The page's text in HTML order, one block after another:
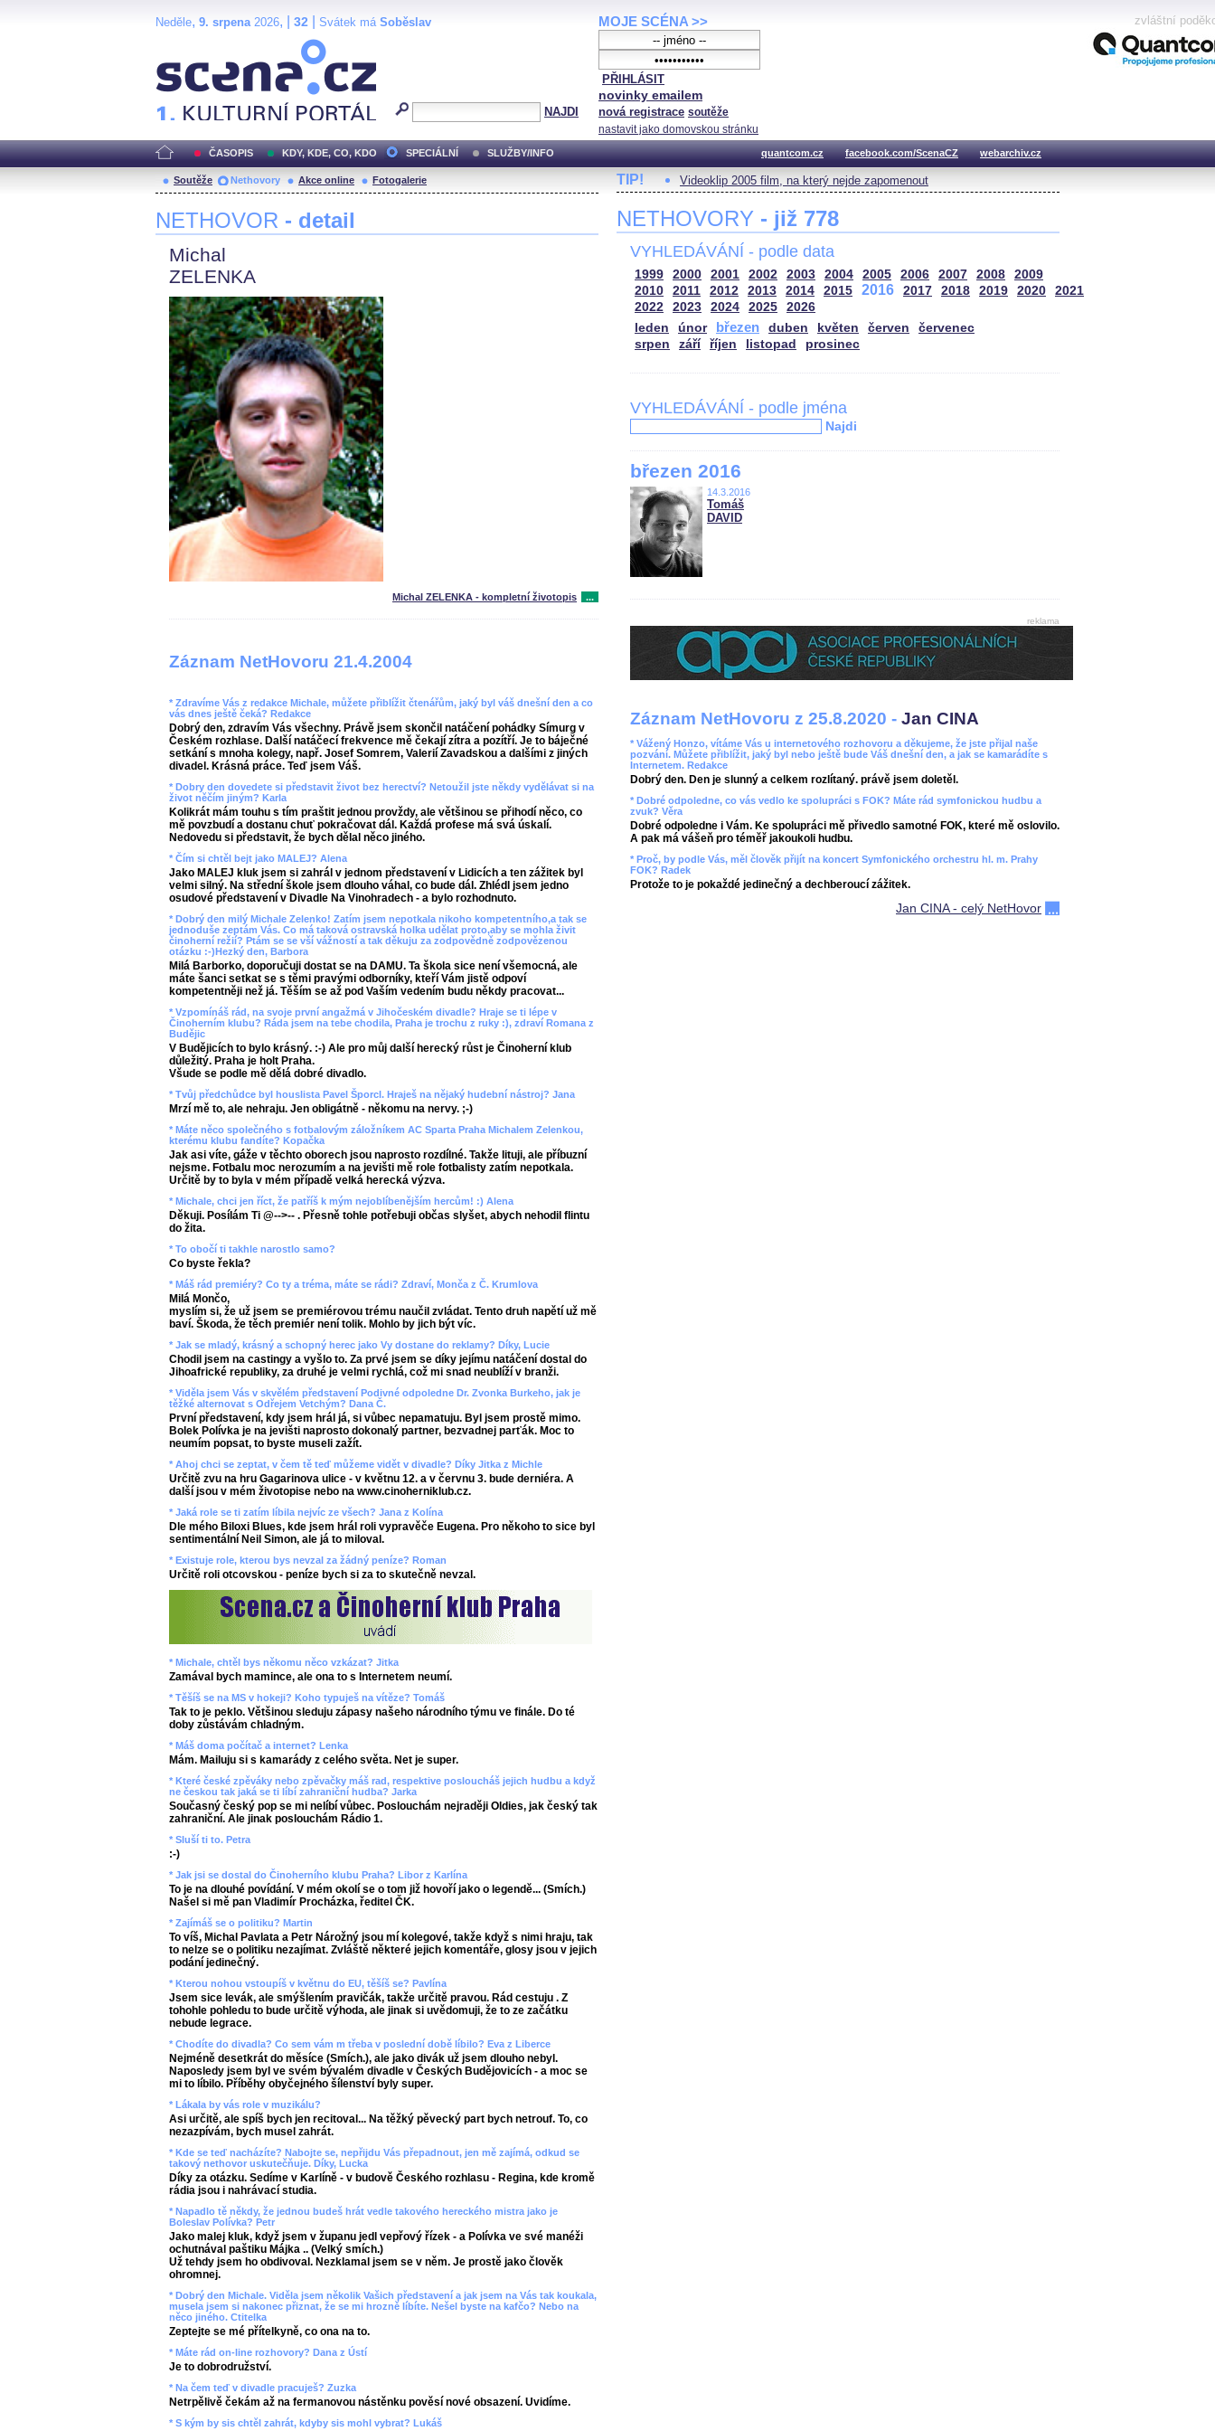
Neděle, 9. srpena2026, | 32 Svátek má Soběslav
NAJDI
MOJE SCÉNA >>
PŘIHLÁSIT
novinky emailem
nová registrace soutěže
nastavit jako domovskou stránku
zvláštní
ČASOPIS KDY, KDE, CO, KDO SPECIÁLNÍ SLUŽBY/INFO quantcom.cz facebook.com/ScenaCZ webarchiv.cz
Soutěže Nethovory Akce online Fotogalerie
NETHOVOR - detail
Michal
ZELENKA
Michal ZELENKA - kompletní životopis ...
Záznam NetHovoru 21.4.2004
* Zdravíme Vás z redakce Michale, můžete přiblížit čtenářům, jaký byl váš dnešní den a co
vás dnes ještě čeká? Redakce
Dobrý den, zdravím Vás všechny. Právě jsem skončil natáčení pohádky Símurg v
Českém rozhlase. Další natáčecí frekvence mě čekají zítra a pozítří. Je to báječné
setkání s mnoha kolegy, např. Josef Somrem, Valerií Zavadskou a dalšími z jiných
divadel. Krásná práce. Teď jsem Váš.
* Dobry den dovedete si představit život bez herectví? Netoužil jste někdy vydělávat si na
život něčím jiným? Karla
Kolikrát mám touhu s tím praštit jednou provždy, ale většinou se přihodí něco, co
mě povzbudí a dostanu chuť pokračovat dál. Každá profese má svá úskalí.
Nedovedu si představit, že bych dělal něco jiného.
* Čím si chtěl bejt jako MALEJ? Alena
Jako MALEJ kluk jsem si zahrál v jednom představení v Lidicích a ten zážitek byl
velmi silný. Na střední škole jsem dlouho váhal, co bude dál. Zhlédl jsem jedno
osudové představení v Divadle Na Vinohradech - a bylo rozhodnuto.
* Dobrý den milý Michale Zelenko! Zatím jsem nepotkala nikoho kompetentního,a tak se
jednoduše zeptám Vás. Co má taková ostravská holka udělat proto,aby se mohla živit
činoherní režií? Ptám se se vší vážností a tak děkuju za zodpovědně zodpovězenou
otázku :-)Hezký den, Barbora
Milá Barborko, doporučuji dostat se na DAMU. Ta škola sice není všemocná, ale
máte šanci setkat se s těmi pravými odborníky, kteří Vám jistě odpoví
kompetentněji než já. Těším se až pod Vaším vedením budu někdy pracovat...
* Vzpomínáš rád, na svoje první angažmá v Jihočeském divadle? Hraje se ti lépe v
Činoherním klubu? Ráda jsem na tebe chodila, Praha je trochu z ruky :), zdraví Romana z
Budějic
V Budějicích to bylo krásný. :-) Ale pro můj další herecký růst je Činoherní klub
důležitý. Praha je holt Praha.
Všude se podle mě dělá dobré divadlo.
* Tvůj předchůdce byl houslista Pavel Šporcl. Hraješ na nějaký hudební nástroj? Jana
Mrzí mě to, ale nehraju. Jen obligátně - někomu na nervy. ;-)
* Máte něco společného s fotbalovým záložníkem AC Sparta Praha Michalem Zelenkou,
kterému klubu fandíte? Kopačka
Jak asi víte, gáže v těchto oborech jsou naprosto rozdílné. Takže lituji, ale příbuzní
nejsme. Fotbalu moc nerozumím a na jevišti mě role fotbalisty zatím nepotkala.
Určitě by to byla v mém případě velká herecká výzva.
* Michale, chci jen říct, že patříš k mým nejoblíbenějším hercům! :) Alena
Děkuji. Posílám Ti @-->-- . Přesně tohle potřebuji občas slyšet, abych nehodil flintu
do žita.
* To obočí ti takhle narostlo samo?
Co byste řekla?
* Máš rád premiéry? Co ty a tréma, máte se rádi? Zdraví, Monča z Č. Krumlova
Milá Mončo,
myslím si, že už jsem se premiérovou trému naučil zvládat. Tento druh napětí už mě
baví. Škoda, že těch premiér není tolik. Mohlo by jich být víc.
* Jak se mladý, krásný a schopný herec jako Vy dostane do reklamy? Díky, Lucie
Chodil jsem na castingy a vyšlo to. Za prvé jsem se díky jejímu natáčení dostal do
Jihoafrické republiky, za druhé je velmi rychlá, což mi snad neublíží v branži.
* Viděla jsem Vás v skvělém představení Podivné odpoledne Dr. Zvonka Burkeho, jak je
těžké alternovat s Odřejem Vetchým? Dana Č.
První představení, kdy jsem hrál já, si vůbec nepamatuju. Byl jsem prostě mimo.
Bolek Polívka je na jevišti naprosto dokonalý partner, bezvadnej parťák. Moc to
neumím popsat, to byste museli zažít.
* Ahoj chci se zeptat, v čem tě teď můžeme vidět v divadle? Díky Jitka z Michle
Určitě zvu na hru Gagarinova ulice - v květnu 12. a v červnu 3. bude derniéra. A
další jsou v mém životopise nebo na www.cinoherniklub.cz.
* Jaká role se ti zatím líbila nejvíc ze všech? Jana z Kolína
Dle mého Biloxi Blues, kde jsem hrál roli vypravěče Eugena. Pro někoho to sice byl
sentimentální Neil Simon, ale já to miloval.
* Existuje role, kterou bys nevzal za žádný peníze? Roman
Určitě roli otcovskou - peníze bych si za to skutečně nevzal.
* Michale, chtěl bys někomu něco vzkázat? Jitka
Zamával bych mamince, ale ona to s Internetem neumí.
* Těšíš se na MS v hokeji? Koho typuješ na vítěze? Tomáš
Tak to je peklo. Většinou sleduju zápasy našeho národního týmu ve finále. Do té
doby zůstávám chladným.
* Máš doma počítač a internet? Lenka
Mám. Mailuju si s kamarády z celého světa. Net je super.
* Které české zpěváky nebo zpěvačky máš rad, respektive posloucháš jejich hudbu a když
ne českou tak jaká se ti líbí zahraniční hudba? Jarka
Současný český pop se mi nelíbí vůbec. Poslouchám nejraději Oldies, jak český tak
zahraniční. Ale jinak poslouchám Rádio 1.
* Sluší ti to. Petra
:-)
* Jak jsi se dostal do Činoherního klubu Praha? Libor z Karlína
To je na dlouhé povídání. V mém okolí se o tom již hovoří jako o legendě... (Smích.)
Našel si mě pan Vladimír Procházka, ředitel ČK.
* Zajímáš se o politiku? Martin
To víš, Michal Pavlata a Petr Nárožný jsou mí kolegové, takže když s nimi hraju, tak
to nelze se o politiku nezajímat. Zvláště některé jejich komentáře, glosy jsou v jejich
podání jedinečný.
* Kterou nohou vstoupíš v květnu do EU, těšíš se? Pavlína
Jsem sice levák, ale smýšlením pravičák, takže určitě pravou. Rád cestuju . Z
tohohle pohledu to bude určitě výhoda, ale jinak si uvědomuji, že to ze začátku
nebude legrace.
* Chodíte do divadla? Co sem vám m třeba v poslední době líbilo? Eva z Liberce
Nejméně desetkrát do měsíce (Smích.), ale jako divák už jsem dlouho nebyl.
Naposledy jsem byl ve svém bývalém divadle v Českých Budějovicích - a moc se
mi to líbilo. Příběhy obyčejného šílenství byly super.
* Lákala by vás role v muzikálu?
Asi určitě, ale spíš bych jen recitoval... Na těžký pěvecký part bych netrouf. To, co
nezazpívám, bych musel zahrát.
* Kde se teď nacházíte? Nabojte se, nepřijdu Vás přepadnout, jen mě zajímá, odkud se
takový nethovor uskutečňuje. Díky, Lucka
Díky za otázku. Sedíme v Karlíně - v budově Českého rozhlasu - Regina, kde kromě
rádia jsou i nahrávací studia.
* Napadlo tě někdy, že jednou budeš hrát vedle takového hereckého mistra jako je
Boleslav Polívka? Petr
Jako malej kluk, když jsem v županu jedl vepřový řízek - a Polívka ve své manéži
ochutnával paštiku Májka .. (Velký smích.)
Už tehdy jsem ho obdivoval. Nezklamal jsem se v něm. Je prostě jako člověk
ohromnej.
* Dobrý den Michale. Viděla jsem několik Vašich představení a jak jsem na Vás tak koukala,
musela jsem si nakonec přiznat, že se mi hrozně líbíte. Nešel byste na kafčo? Nebo na
něco jiného. Ctitelka
Zeptejte se mé přítelkyně, co ona na to.
* Máte rád on-line rozhovory? Dana z Ústí
Je to dobrodružství.
* Na čem teď v divadle pracuješ? Zuzka
Netrpělivě čekám až na fermanovou nástěnku pověsí nové obsazení. Uvidíme.
* S kým by sis chtěl zahrát, kdyby sis mohl vybrat? Lukáš
TIP! Videoklip 2005 film, na který nejde zapomenout
NETHOVORY - již 778
VYHLEDÁVÁNÍ - podle data
1999 2000 2001 2002 2003 2004 2005 2006 2007 2008
2009
2010
2011 2012 2013 2014 2015 2016 2017 2018 2019 2020
2021
2022
2023 2024 2025
2026
leden
únor březen duben květen červen
červenec
srpen
září říjen listopad prosinec
VYHLEDÁVÁNÍ - podle jména
Najdi
březen 2016
14.3.2016
Tomáš
DAVID
reklama
Záznam NetHovoru z 25.8.2020 - Jan CINA
* Vážený Honzo, vítáme Vás u internetového rozhovoru a děkujeme, že jste přijal naše
pozvání. Můžete přiblížit, jaký byl nebo ještě bude Váš dnešní den, a jak se kamarádíte s
Internetem. Redakce
Dobrý den. Den je slunný a celkem rozlítaný. právě jsem doletěl.
* Dobré odpoledne, co vás vedlo ke spolupráci s FOK? Máte rád symfonickou hudbu a
zvuk? Věra
Dobré odpoledne i Vám. Ke spolupráci mě přivedlo samotné FOK, které mě oslovilo.
A pak má vášeň pro téměř jakoukoli hudbu.
* Proč, by podle Vás, měl člověk přijít na koncert Symfonického orchestru hl. m. Prahy
FOK? Radek
Protože to je pokaždé jedinečný a dechberoucí zážitek.
Jan CINA - celý NetHovor